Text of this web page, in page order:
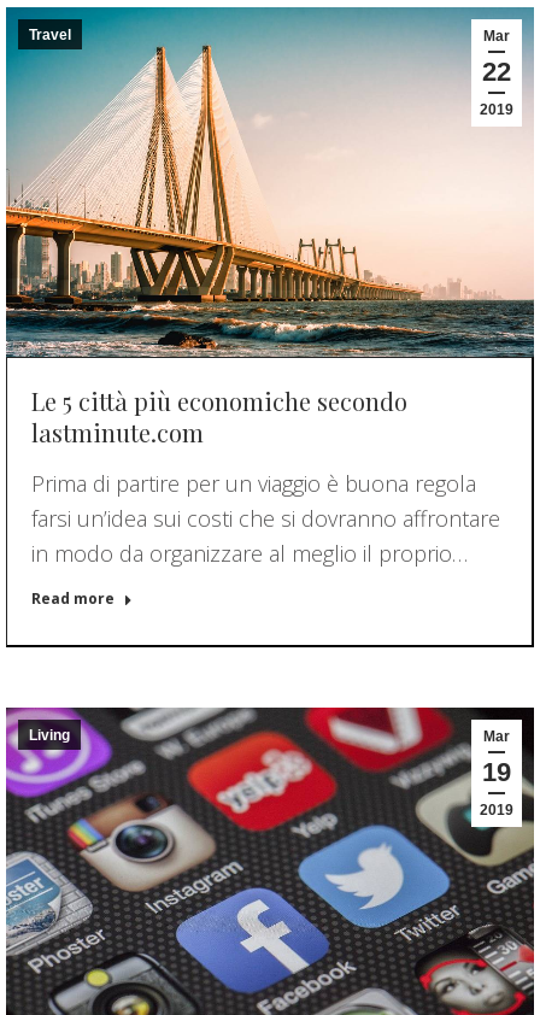
Mar
22
2019
Travel
Le 5 città più economiche secondo
lastminute.com
Prima di partire per un viaggio è buona regola
farsi un’idea sui costi che si dovranno affrontare
in modo da organizzare al meglio il proprio…
Read more
Mar
19
2019
Living